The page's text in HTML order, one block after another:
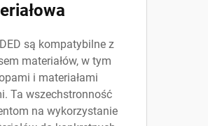
są kompatybilne z
materiałów, w tym
i materiałami
Ta wszechstronność
na wykorzystanie